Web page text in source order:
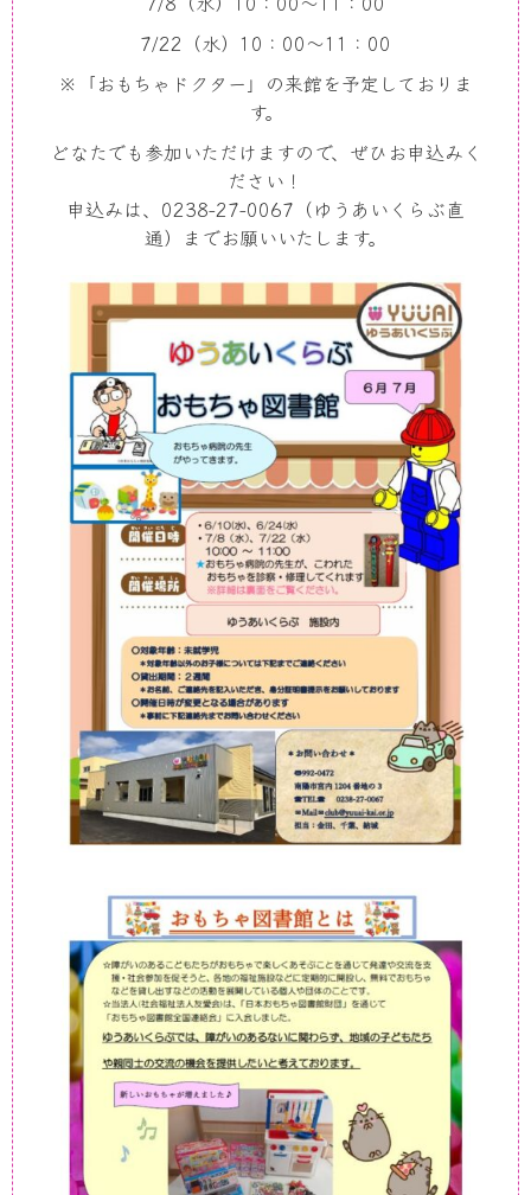
7/22（水）10：00～11：00
※「おもちゃドクター」の来館を予定しておりま
す。
どなたでも参加いただけますので、ぜひお申込みく
ださい！
申込みは、0238-27-0067（ゆうあいくらぶ直
通）までお願いいたします。